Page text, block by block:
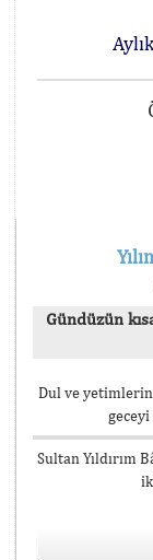
Gündüzün
Dul ve
Sultan Yıldırım